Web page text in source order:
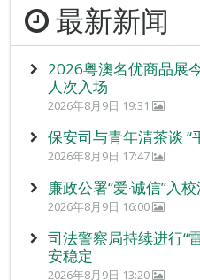
最新新闻
2026粤澳名优商品展
人次入场
2026年8月9日 19:31
保安司与青年清茶谈 “
2026年8月9日 17:47
廉政公署“爱‧诚信”入
2026年8月9日 16:00
司法警察局持续进行“
安稳定
2026年8月9日 13:20